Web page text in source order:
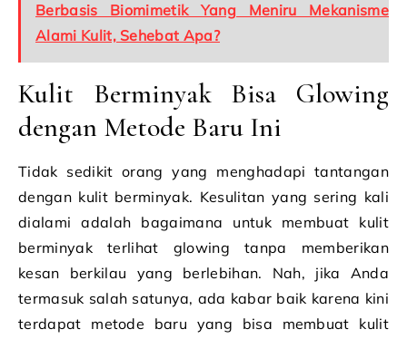
Berbasis Biomimetik Yang Meniru Mekanisme
Alami Kulit, Sehebat Apa?
Kulit Berminyak Bisa Glowing
dengan Metode Baru Ini
Tidak sedikit orang yang menghadapi tantangan
dengan kulit berminyak. Kesulitan yang sering kali
dialami adalah bagaimana untuk membuat kulit
berminyak terlihat glowing tanpa memberikan
kesan berkilau yang berlebihan. Nah, jika Anda
termasuk salah satunya, ada kabar baik karena kini
terdapat metode baru yang bisa membuat kulit